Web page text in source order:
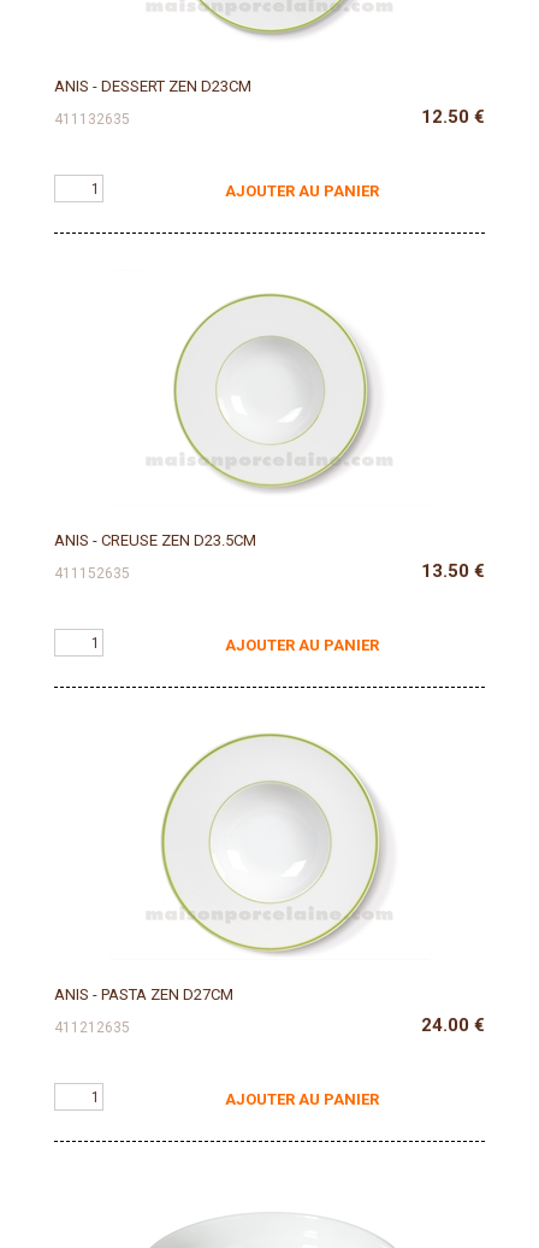
ANIS - DESSERT ZEN D23CM
411132635 12.50 €
AJOUTER AU PANIER
ANIS - CREUSE ZEN D23.5CM
411152635 13.50 €
AJOUTER AU PANIER
ANIS - PASTA ZEN D27CM
411212635 24.00 €
AJOUTER AU PANIER